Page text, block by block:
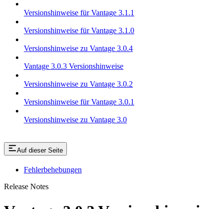
Versionshinweise für Vantage 3.1.1
Versionshinweise für Vantage 3.1.0
Versionshinweise zu Vantage 3.0.4
Vantage 3.0.3 Versionshinweise
Versionshinweise zu Vantage 3.0.2
Versionshinweise für Vantage 3.0.1
Versionshinweise zu Vantage 3.0
Auf dieser Seite
Fehlerbehebungen
Release Notes